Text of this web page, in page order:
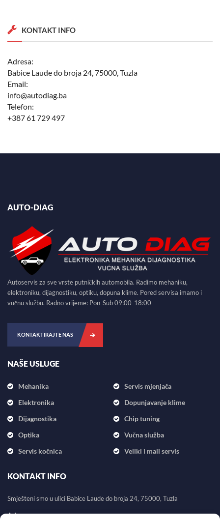
KONTAKT INFO
Adresa:
Babice Laude do broja 24, 75000, Tuzla
Email:
info@autodiag.ba
Telefon:
+387 61 729 497
AUTO-DIAG
Autoservis za sve vrste putničkih automobila. Radimo mehaniku,
elektroniku, dijagnostiku, optiku, dopuna klime. Pored servisa imamo i
vučnu službu. Radno vrijeme: Pon-Sub 09:00-18:00
KONTAKTIRAJTE NAS
NAŠE USLUGE
Mehanika
Elektronika
Dijagnostika
Optika
Servis kočnica
Servis mjenjača
Dopunjavanje klime
Chip tuning
Vučna služba
Veliki i mali servis
KONTAKT INFO
Smješteni smo u ulici Babice Laude do broja 24, 75000, Tuzla
Adresa: